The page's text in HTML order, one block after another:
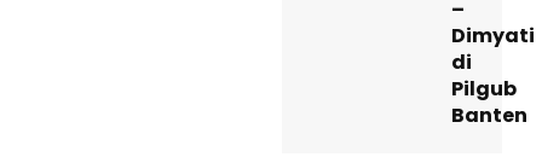
–
Dimyati
di
Pilgub
Banten